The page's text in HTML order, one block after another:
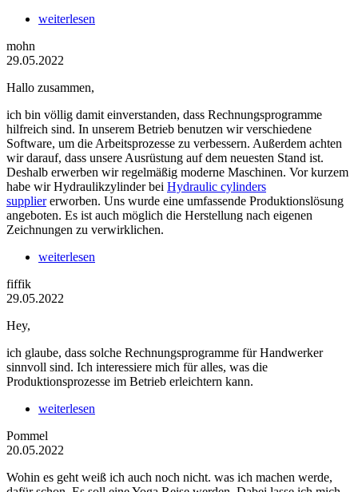
weiterlesen
mohn
29.05.2022
Hallo zusammen,
ich bin völlig damit einverstanden, dass Rechnungsprogramme
hilfreich sind. In unserem Betrieb benutzen wir verschiedene
Software, um die Arbeitsprozesse zu verbessern. Außerdem achten
wir darauf, dass unsere Ausrüstung auf dem neuesten Stand ist.
Deshalb erwerben wir regelmäßig moderne Maschinen. Vor kurzem
habe wir Hydraulikzylinder bei Hydraulic cylinders
suppliererworben. Uns wurde eine umfassende Produktionslösung
angeboten. Es ist auch möglich die Herstellung nach eigenen
Zeichnungen zu verwirklichen.
weiterlesen
fiffik
29.05.2022
Hey,
ich glaube, dass solche Rechnungsprogramme für Handwerker
sinnvoll sind. Ich interessiere mich für alles, was die
Produktionsprozesse im Betrieb erleichtern kann.
weiterlesen
Pommel
20.05.2022
Wohin es geht weiß ich auch noch nicht. was ich machen werde,